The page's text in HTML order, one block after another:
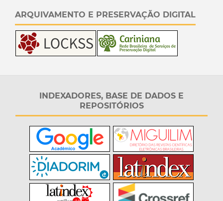
ARQUIVAMENTO E PRESERVAÇÃO DIGITAL
INDEXADORES, BASE DE DADOS E
REPOSITÓRIOS